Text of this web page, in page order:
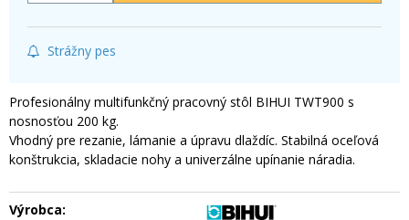
Strážny pes
Profesionálny multifunkčný pracovný stôl BIHUI TWT900 s
nosnosťou 200 kg.
Vhodný pre rezanie, lámanie a úpravu dlaždíc. Stabilná oceľová
konštrukcia, skladacie nohy a univerzálne upínanie náradia.
Výrobca: